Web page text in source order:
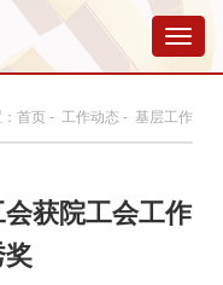
切
换
航
首页 - 工作动态 - 基层工作
获院工会工作
奖